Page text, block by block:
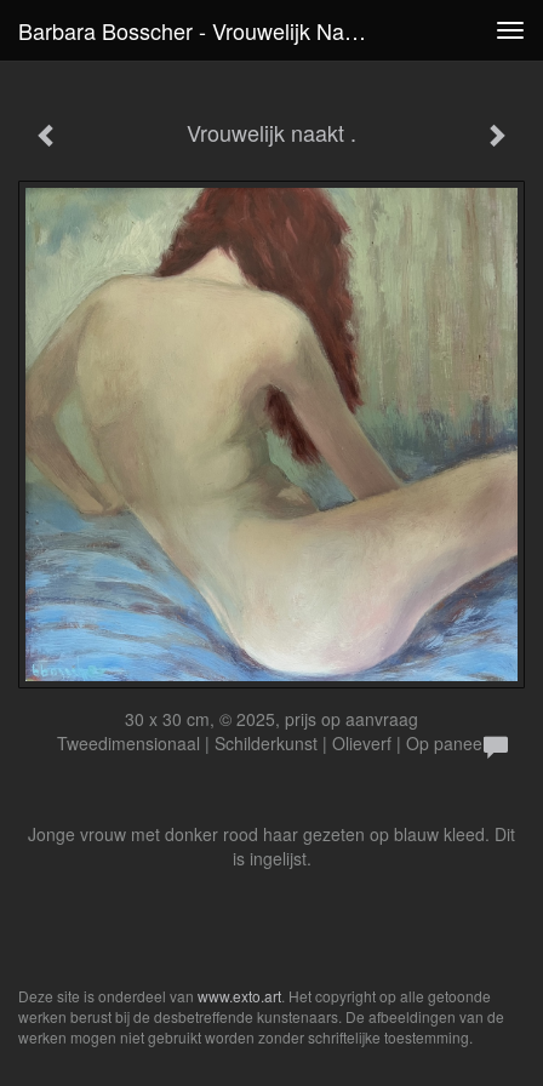
Barbara Bosscher - Vrouwelijk Naakt .
Vrouwelijk naakt .
30 x 30 cm, © 2025, prijs op aanvraag
Tweedimensionaal | Schilderkunst | Olieverf | Op paneel
Jonge vrouw met donker rood haar gezeten op blauw kleed. Dit
is ingelijst.
Deze site is onderdeel van www.exto.art . Het copyright op alle getoonde
werken berust bij de desbetreffende kunstenaars. De afbeeldingen van de
werken mogen niet gebruikt worden zonder schriftelijke toestemming.